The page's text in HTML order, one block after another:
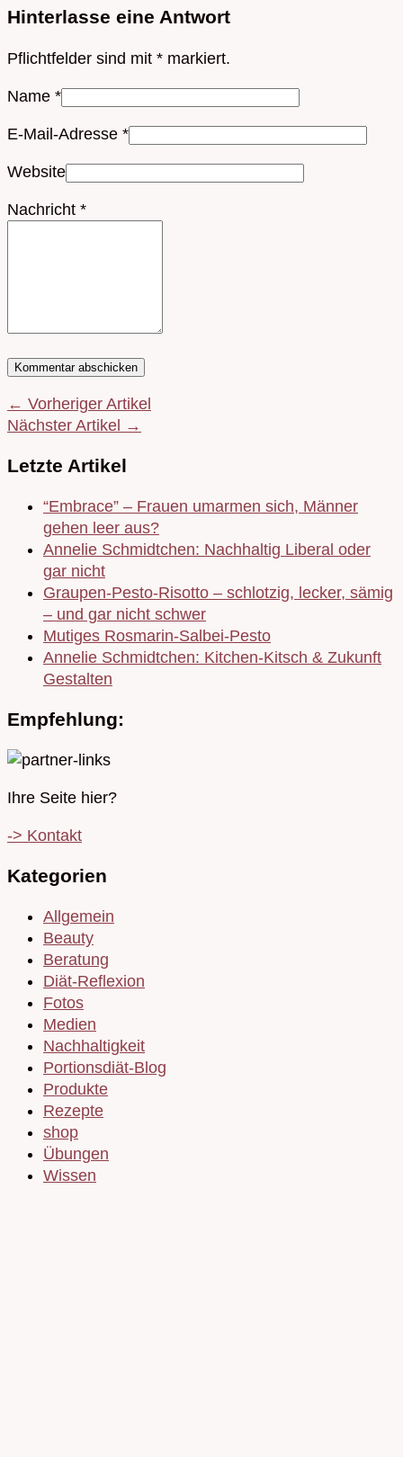
Hinterlasse eine Antwort
Pflichtfelder sind mit * markiert.
Name *
E-Mail-Adresse *
Website
Nachricht *
← Vorheriger Artikel
Nächster Artikel →
Letzte Artikel
“Embrace” – Frauen umarmen sich, Männer
gehen leer aus?
Annelie Schmidtchen: Nachhaltig Liberal oder
gar nicht
Graupen-Pesto-Risotto – schlotzig, lecker, sämig
– und gar nicht schwer
Mutiges Rosmarin-Salbei-Pesto
Annelie Schmidtchen: Kitchen-Kitsch & Zukunft
Gestalten
Empfehlung:
Ihre Seite hier?
-> Kontakt
Kategorien
Allgemein
Beauty
Beratung
Diät-Reflexion
Fotos
Medien
Nachhaltigkeit
Portionsdiät-Blog
Produkte
Rezepte
shop
Übungen
Wissen